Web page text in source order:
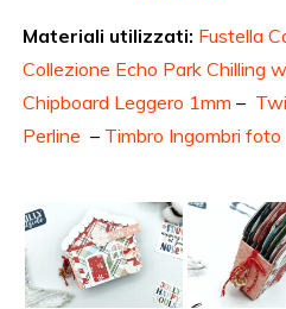
Materiali utilizzati: Fustella
Collezione Echo Park Chilling
Chipboard Leggero 1mm –
Perline – Timbro Ingombri foto